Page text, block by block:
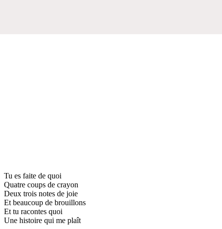
Tu es faite de quoi
Quatre coups de crayon
Deux trois notes de joie
Et beaucoup de brouillons
Et tu racontes quoi
Une histoire qui me plaît